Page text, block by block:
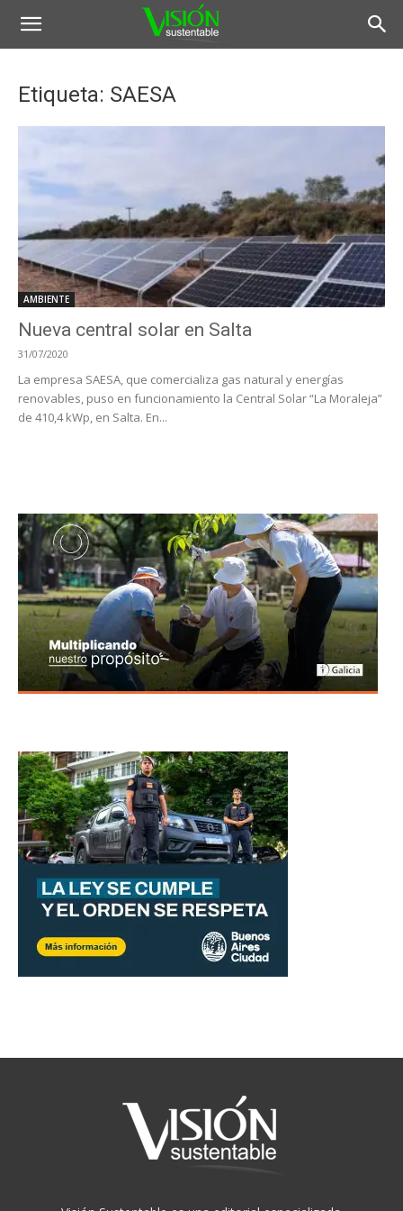
Etiqueta: SAESA
AMBIENTE
Nueva central solar en Salta
31/07/2020
La empresa SAESA, que comercializa gas natural y energías
renovables, puso en funcionamiento la Central Solar “La Moraleja”
de 410,4 kWp, en Salta. En...